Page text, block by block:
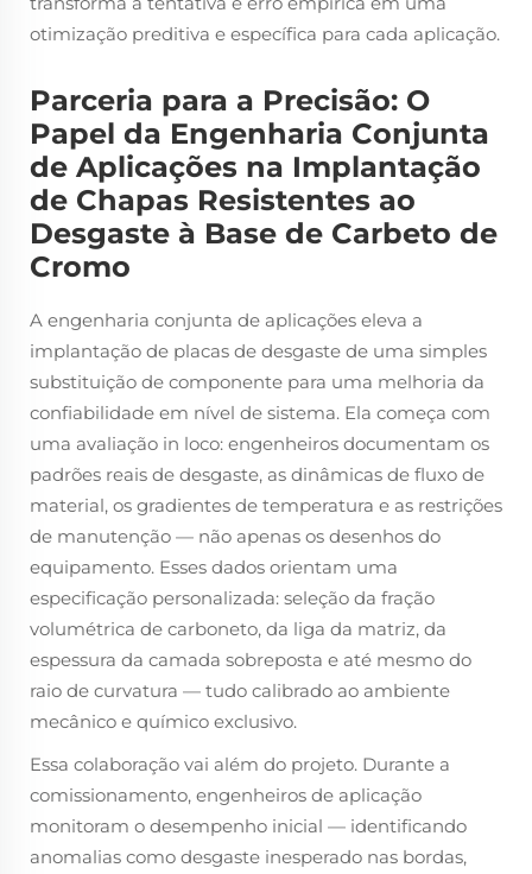
otimização preditiva e específica para cada aplicação.
Parceria para a Precisão: O
Papel da Engenharia Conjunta
de Aplicações na Implantação
de Chapas Resistentes ao
Desgaste à Base de Carbeto de
Cromo
A engenharia conjunta de aplicações eleva a
implantação de placas de desgaste de uma simples
substituição de componente para uma melhoria da
confiabilidade em nível de sistema. Ela começa com
uma avaliação in loco: engenheiros documentam os
padrões reais de desgaste, as dinâmicas de fluxo de
material, os gradientes de temperatura e as restrições
de manutenção — não apenas os desenhos do
equipamento. Esses dados orientam uma
especificação personalizada: seleção da fração
volumétrica de carboneto, da liga da matriz, da
espessura da camada sobreposta e até mesmo do
raio de curvatura — tudo calibrado ao ambiente
mecânico e químico exclusivo.
Essa colaboração vai além do projeto. Durante a
comissionamento, engenheiros de aplicação
monitoram o desempenho inicial — identificando
anomalias como desgaste inesperado nas bordas,